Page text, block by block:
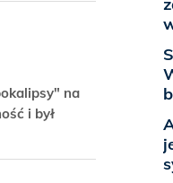
na
i był